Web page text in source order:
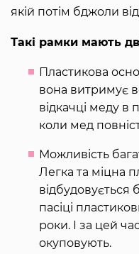
якій потім бджоли
Такі рамки мають
Пластикова
вона витримує
відкачці меду
коли мед
Можливість
Легка та міцна
пасіці
роки. І за цей
окуповують.